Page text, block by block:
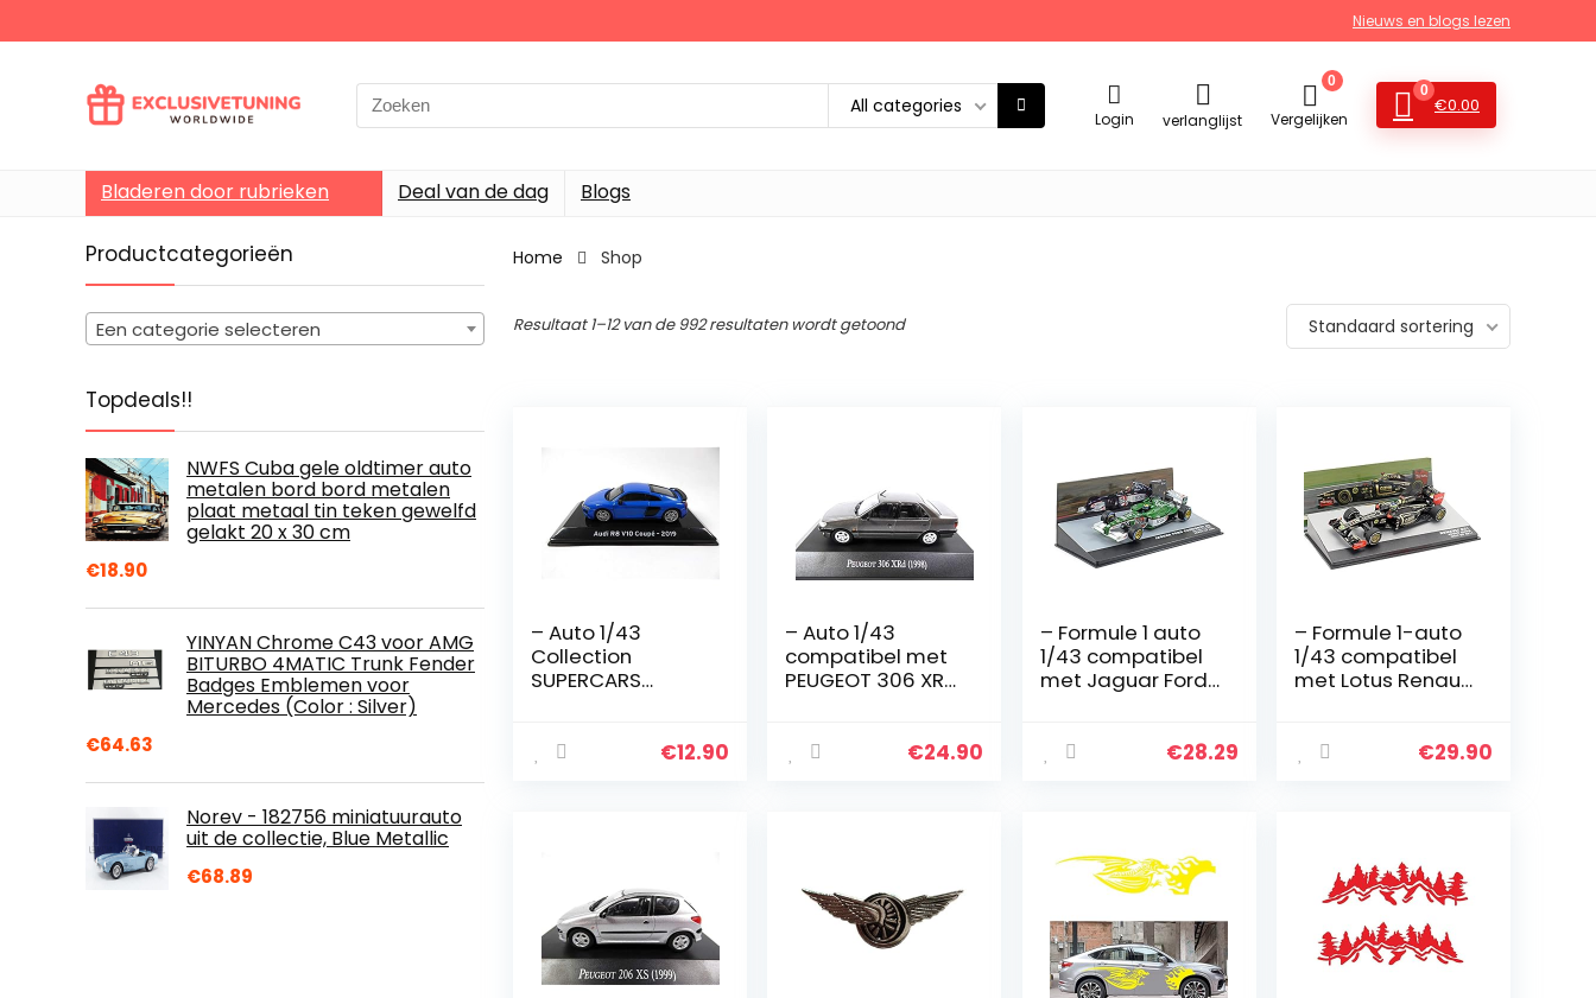
Nieuws en blogs lezen
Search
for:
All categories
Login verlanglijst
0
Vergelijken
0
€0.00
Bladeren door rubrieken Deal van de dag Blogs
Productcategorieën
Een categorie selecteren
Topdeals!!
NWFS Cuba gele oldtimer auto
metalen bord bord metalen
plaat metaal tin teken gewelfd
gelakt 20 x 30 cm
€18.90
YINYAN Chrome C43 voor AMG
BITURBO 4MATIC Trunk Fender
Badges Emblemen voor
Mercedes (Color : Silver)
€64.63
Norev - 182756 miniatuurauto
uit de collectie, Blue Metallic
€68.89
Home Shop
Resultaat 1–12 van de 992 resultaten wordt getoond Standaard sortering
– Auto 1/43
Collection
SUPERCARS
Coupé 2019 (S63)
€12.90
– Auto 1/43
compatibel met
PEUGEOT 306 XRD
€24.90
– Formule 1 auto
1/43 compatibel
met Jaguar Ford
LUCIANO BURTI
€28.29
– Formule 1-auto
1/43 compatibel
met Lotus Renault
(726)
€29.90